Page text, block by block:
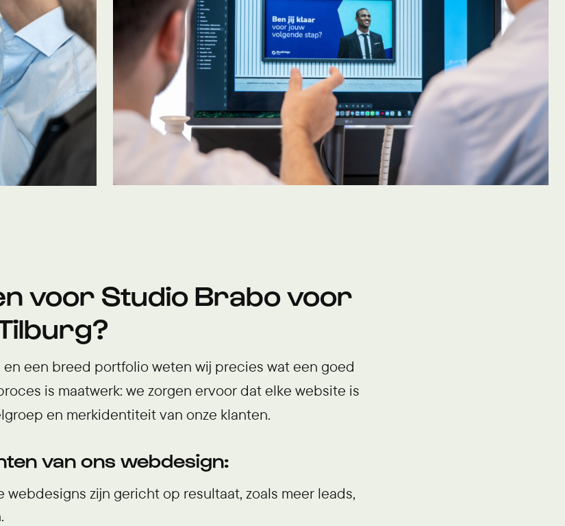
voor Studio Brabo voor
en een breed portfolio weten wij precies wat een goed
is maatwerk: we zorgen ervoor dat elke website is
en merkidentiteit van onze klanten.
van ons webdesign:
webdesigns zijn gericht op resultaat, zoals meer leads,